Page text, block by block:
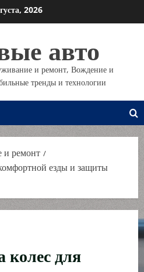
2026
авто
и ремонт, Вождение и
тренды и технологии
и ремонт
езды и защиты
колес для